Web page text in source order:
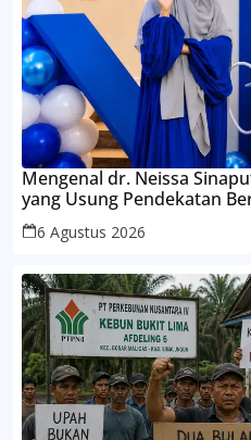
Mengenal dr. Neissa
yang Usung Pendekatan
6 Agustus 2026